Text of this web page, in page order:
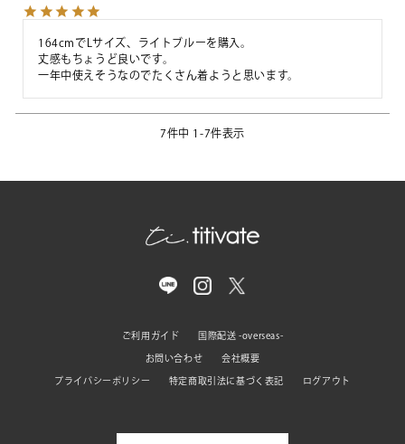
164cmでLサイズ、ライトブルーを購入。
丈感もちょうど良いです。
一年中使えそうなのでたくさん着ようと思います。
7件中 1 -7件表示
ご利用ガイド 国際配送 -overseas-
お問い合わせ 会社概要
プライバシーポリシー 特定商取引法に基づく表記 ログアウト